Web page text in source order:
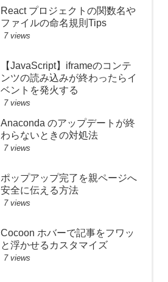
React プロジェクトの関数名や
ファイルの命名規則Tips
7 views
【JavaScript】iframeのコンテ
ンツの読み込みが終わったらイ
ベントを発火する
7 views
Anaconda のアップデートが終
わらないときの対処法
7 views
ポップアップ完了を親ページへ
安全に伝える方法
7 views
Cocoon ホバーで記事をフワッ
と浮かせるカスタマイズ
7 views